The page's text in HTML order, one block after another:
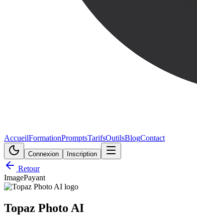
AccueilFormationPromptsTarifsOutilsBlogContact
Connexion Inscription
Retour
ImagePayant
Topaz Photo AI